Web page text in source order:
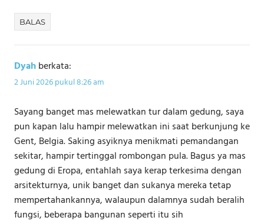
BALAS
Dyahberkata:
2 Juni 2026 pukul 8:26 am
Sayang banget mas melewatkan tur dalam gedung, saya
pun kapan lalu hampir melewatkan ini saat berkunjung ke
Gent, Belgia. Saking asyiknya menikmati pemandangan
sekitar, hampir tertinggal rombongan pula. Bagus ya mas
gedung di Eropa, entahlah saya kerap terkesima dengan
arsitekturnya, unik banget dan sukanya mereka tetap
mempertahankannya, walaupun dalamnya sudah beralih
fungsi, beberapa bangunan seperti itu sih